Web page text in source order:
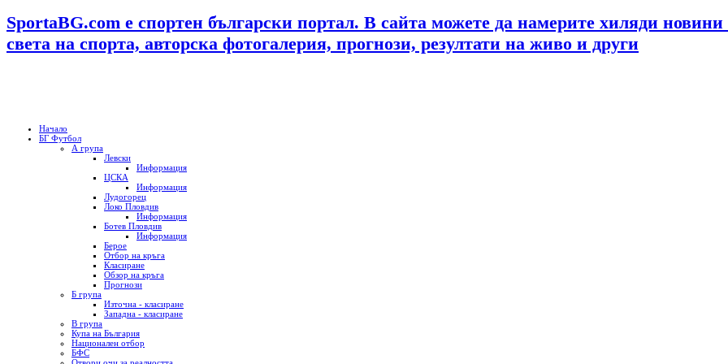
SportaBG.com е спортен български портал. В сайта можете да намерите хиляди новини
света на спорта, авторска фотогалерия, прогнози, резултати на живо и други
Начало
БГ Футбол
А група
Левски
Информация
ЦСКА
Информация
Лудогорец
Локо Пловдив
Информация
Ботев Пловдив
Информация
Берое
Отбор на кръга
Класиране
Обзор на кръга
Прогнози
Б група
Източна - класиране
Западна - класиране
В група
Купа на България
Национален отбор
БФС